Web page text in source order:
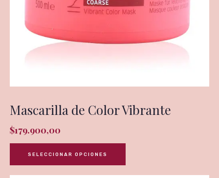
Mascarilla de Color Vibrante
$179.900,00
SELECCIONAR OPCIONES